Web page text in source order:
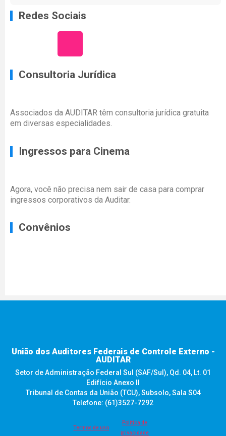
Redes Sociais
Consultoria Jurídica
Associados da AUDITAR têm consultoria jurídica gratuita
em diversas especialidades.
Ingressos para Cinema
Agora, você não precisa nem sair de casa para comprar
ingressos corporativos da Auditar.
Convênios
União dos Auditores Federais de Controle Externo -
AUDITAR
Setor de Administração Federal Sul (SAF/Sul), Qd. 04, Lt. 01
Edifício Anexo II
Tribunal de Contas da União (TCU), Subsolo, Sala S04
Telefone: (61)3527-7292
Termos de uso
Política de
privacidade